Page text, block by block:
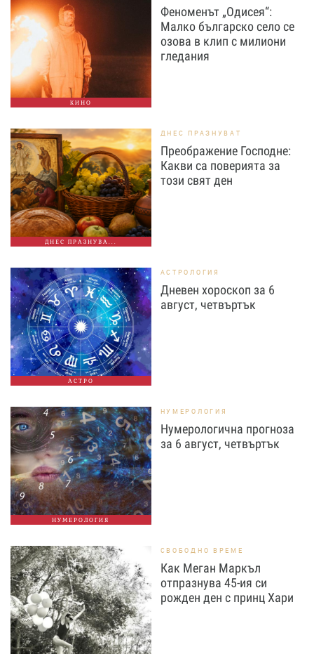
КИНО
Феноменът „Одисея“:
Малко българско село се
озова в клип с милиони
гледания
ДНЕС ПРАЗНУВА...
ДНЕС ПРАЗНУВАТ
Преображение Господне:
Какви са поверията за
този свят ден
АСТРО
АСТРОЛОГИЯ
Дневен хороскоп за 6
август, четвъртък
НУМЕРОЛОГИЯ
НУМЕРОЛОГИЯ
Нумерологична прогноза
за 6 август, четвъртък
СВОБОДНО ВРЕМЕ
Как Меган Маркъл
отпразнува 45-ия си
рожден ден с принц Хари